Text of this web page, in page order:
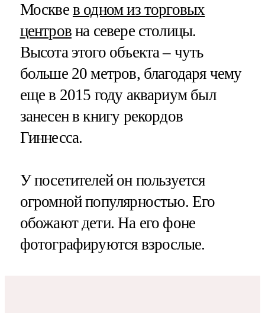
Москве в одном из торговых
центровна севере столицы.
Высота этого объекта – чуть
больше 20 метров, благодаря чему
еще в 2015 году аквариум был
занесен в книгу рекордов
Гиннесса.
У посетителей он пользуется
огромной популярностью. Его
обожают дети. На его фоне
фотографируются взрослые.